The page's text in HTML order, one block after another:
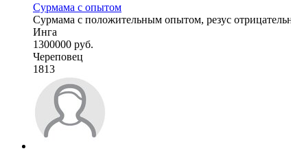
Сурмама с опытом
Сурмама с положительным опытом, резус
Инга
1300000 руб.
Череповец
1813